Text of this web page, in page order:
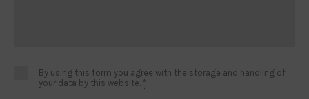
By using this form you agree with the storage and handling of
your data by this website. *